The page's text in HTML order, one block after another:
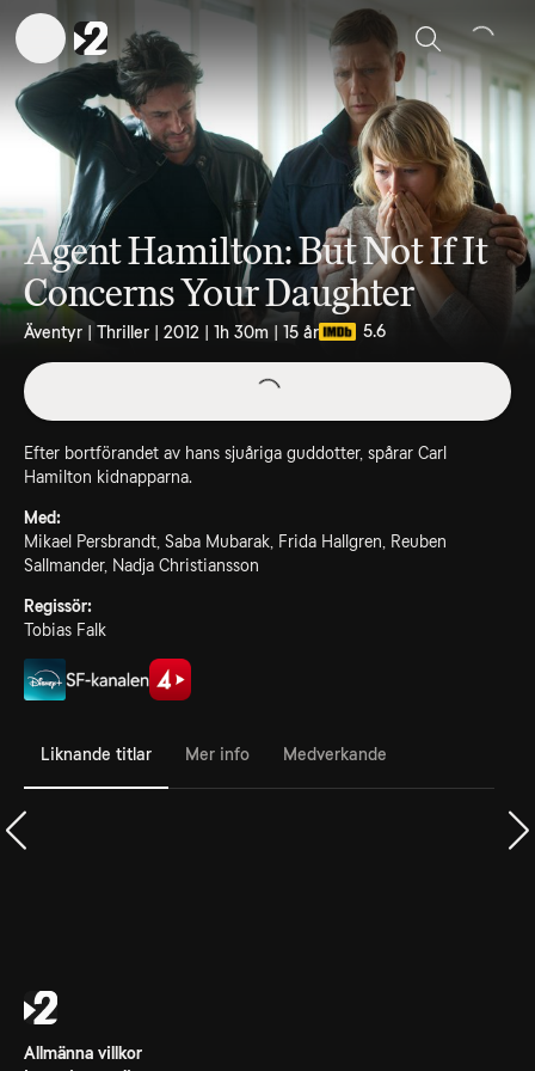
Sök
Agent Hamilton: But Not If It
Concerns Your Daughter
Äventyr | Thriller | 2012 | 1h 30m | 15 år 5.6
Efter bortförandet av hans sjuåriga guddotter, spårar Carl
Hamilton kidnapparna.
Med:
Mikael Persbrandt, Saba Mubarak, Frida Hallgren, Reuben
Sallmander, Nadja Christiansson
Regissör:
Tobias Falk
Liknande titlar Mer info Medverkande
Allmänna villkor